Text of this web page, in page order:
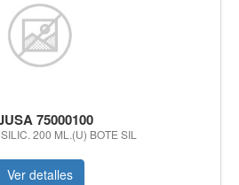
75000100
200 ML.(U) BOTE SIL
Ver detalles